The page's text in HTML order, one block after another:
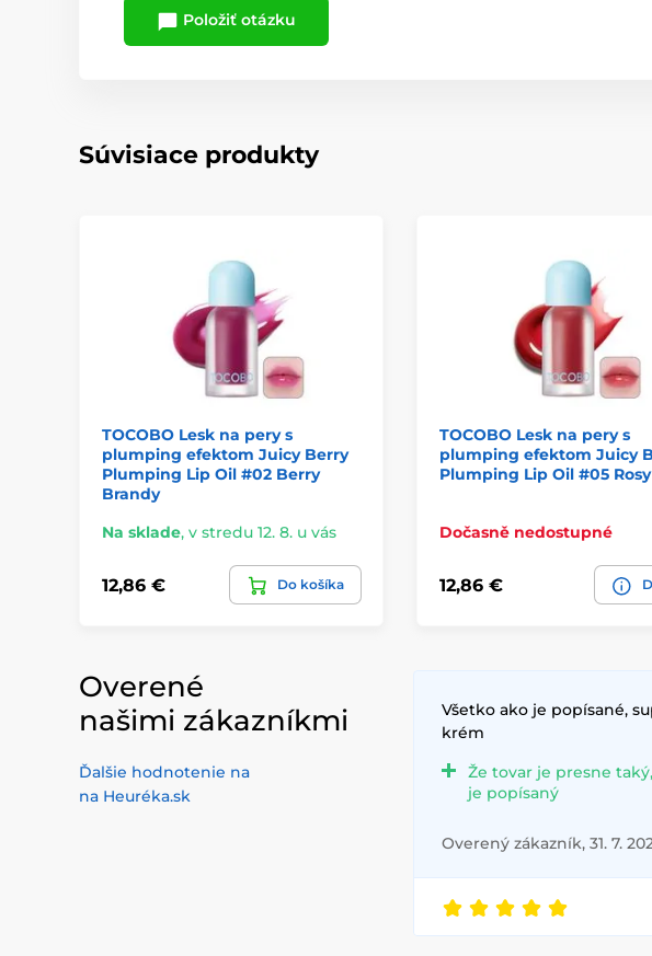
Položiť otázku
Súvisiace produkty
TOCOBO Lesk na pery s
plumping efektom Juicy Berry
Plumping Lip Oil #02 Berry
Brandy
Na sklade, v stredu 12. 8. u vás
12,86 € Do košíka
TOCOBO Lesk na pery s
plumping efektom Juicy
Plumping Lip Oil #05
Dočasně nedostupné
12,86 €
Overené
našimi zákazníkmi
Ďalšie hodnotenie na
na Heuréka.sk
Všetko ako je popísané,
krém
Že tovar je presne
je popísaný
Overený zákazník, 31. 7.